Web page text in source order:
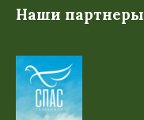
Наши партнеры